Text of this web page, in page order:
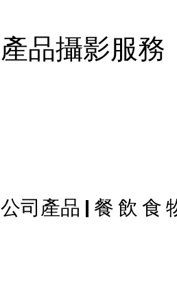
產品攝影服務
公司產品 | 餐 飲 食